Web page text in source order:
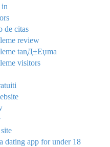
in
de citas
review
tanД±Еџma
visitors
dating app for under 18